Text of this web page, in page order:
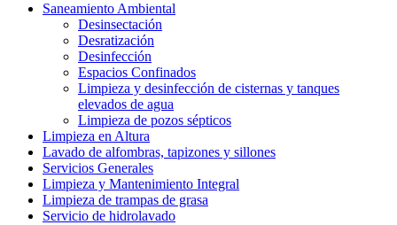
Saneamiento Ambiental
Desinsectación
Desratización
Desinfección
Espacios Confinados
Limpieza y desinfección de cisternas y tanques
elevados de agua
Limpieza de pozos sépticos
Limpieza en Altura
Lavado de alfombras, tapizones y sillones
Servicios Generales
Limpieza y Mantenimiento Integral
Limpieza de trampas de grasa
Servicio de hidrolavado